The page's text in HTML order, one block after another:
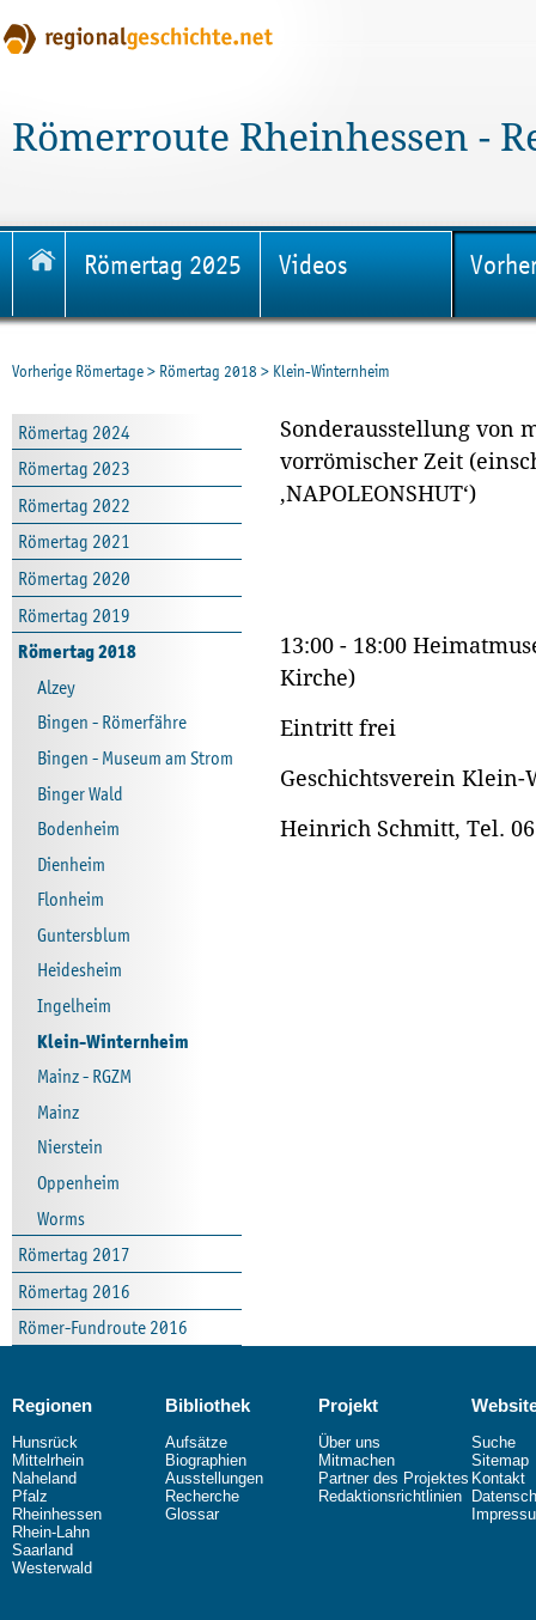
Römerroute Rheinhessen -
Römertag 2025 Videos
Vorherige Römertage> Römertag 2018 > Klein-Winternheim
Römertag 2024
Römertag 2023
Römertag 2022
Römertag 2021
Römertag 2020
Römertag 2019
Römertag 2018
Alzey
Bingen - Römerfähre
Bingen - Museum am Strom
Binger Wald
Bodenheim
Dienheim
Flonheim
Guntersblum
Heidesheim
Ingelheim
Klein-Winternheim
Mainz - RGZM
Mainz
Nierstein
Oppenheim
Worms
Römertag 2017
Römertag 2016
Römer-Fundroute 2016
Sonderausstellung von
vorrömischer Zeit
‚NAPOLEONSHUT‘)
13:00 - 18:00
Kirche)
Eintritt frei
Geschichtsverein
Heinrich Schmitt, Tel.
Regionen
Hunsrück
Mittelrhein
Naheland
Pfalz
Rheinhessen
Rhein-Lahn
Saarland
Westerwald
Bibliothek
Aufsätze
Biographien
Ausstellungen
Recherche
Glossar
Projekt
Über uns
Mitmachen
Partner des Projektes
Redaktionsrichtlinien
Suche
Sitemap
Kontakt